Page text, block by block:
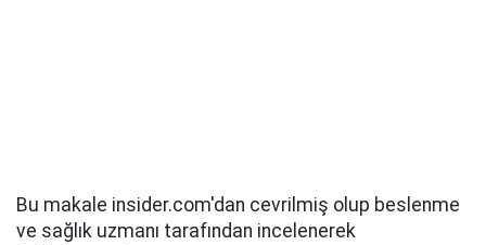
Bu makale insider.com'dan cevrilmiş olup beslenme
ve sağlık uzmanı tarafından incelenerek